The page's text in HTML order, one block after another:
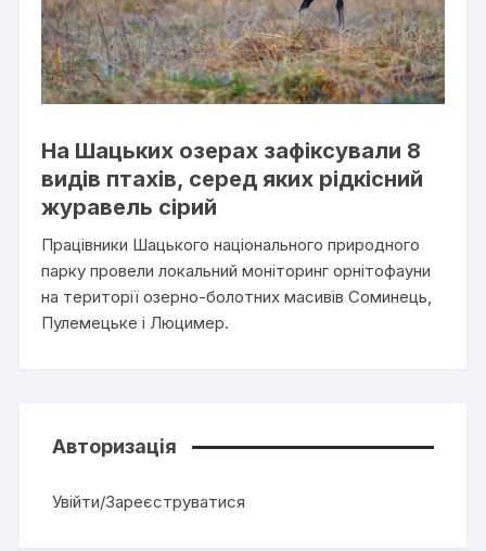
На Шацьких озерах зафіксували 8
видів птахів, серед яких рідкісний
журавель сірий
Працівники Шацького національного природного
парку провели локальний моніторинг орнітофауни
на території озерно-болотних масивів Соминець,
Пулемецьке і Люцимер.
Авторизація
Увійти/Зареєструватися